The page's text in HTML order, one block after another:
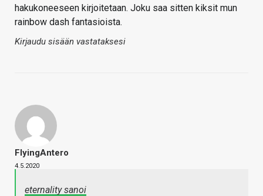
hakukoneeseen kirjoitetaan. Joku saa sitten kiksit mun
rainbow dash fantasioista.
Kirjaudu sisään vastataksesi
FlyingAntero
4.5.2020
eternality sanoi